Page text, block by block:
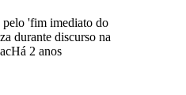
pelo 'fim imediato do
durante discurso na
Há 2 anos